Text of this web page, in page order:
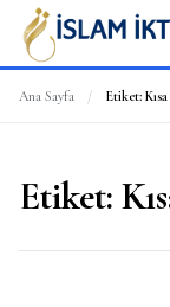
Ana Sayfa / Etiket:
Etiket: